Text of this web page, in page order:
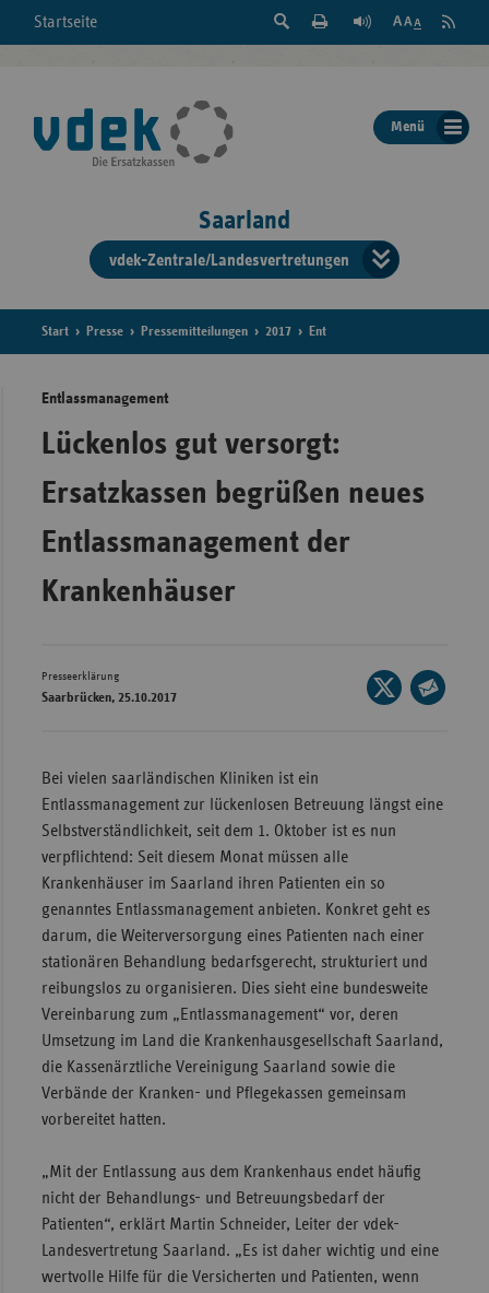
Startseite
Suche
der
Seite
Feed
Menü
Saarland
vdek-Zentrale/Landesvertretungen
der
Start Presse Pressemitteilungen 2017 Ent
Entlassmanagement
Lückenlos gut versorgt:
Ersatzkassen begrüßen neues
Entlassmanagement der
Krankenhäuser
Presseerklärung
Saarbrücken, 25.10.2017
Seite
auf
Bei vielen saarländischen Kliniken ist ein
Entlassmanagement zur lückenlosen Betreuung längst eine
Selbstverständlichkeit, seit dem 1. Oktober ist es nun
verpflichtend: Seit diesem Monat müssen alle
Krankenhäuser im Saarland ihren Patienten ein so
genanntes Entlassmanagement anbieten. Konkret geht es
darum, die Weiterversorgung eines Patienten nach einer
stationären Behandlung bedarfsgerecht, strukturiert und
reibungslos zu organisieren. Dies sieht eine bundesweite
Vereinbarung zum „Entlassmanagement“ vor, deren
Umsetzung im Land die Krankenhausgesellschaft Saarland,
die Kassenärztliche Vereinigung Saarland sowie die
Verbände der Kranken- und Pflegekassen gemeinsam
vorbereitet hatten.
„Mit der Entlassung aus dem Krankenhaus endet häufig
nicht der Behandlungs- und Betreuungsbedarf der
Patienten“, erklärt Martin Schneider, Leiter der vdek-
Landesvertretung Saarland. „Es ist daher wichtig und eine
wertvolle Hilfe für die Versicherten und Patienten, wenn